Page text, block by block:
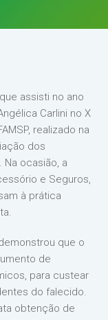
assisti no ano
Carlini no X
realizado na
dos
ocasião, a
e Seguros,
à prática
que o
de
para custear
do falecido.
obtenção de